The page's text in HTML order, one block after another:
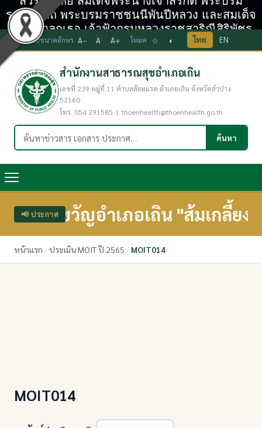
ราชินีนาถ พระบรมราชชนนีพันปีหลวง และสมเด็จ
พระเจ้าลูกเธอ เจ้าฟ้ากรมหลวงราชสาริณีสิริพัชร
มหาวัชรราชธิดา
ปรับขนาดอักษร A− A A+ โหมด ☆ ◐ ไทย EN
สำนักงานสาธารณสุขอำเภอเถิน
เลขที่ 239 หมู่ที่ 11 ตำบลล้อมแรด อำเภอเถิน จังหวัดลำปาง
52160
โทร. 054 291585 | thoenhealth@thoenhealth.go.th
ค้นหาในเว็บไซต์
ค้นหา
📢 ประกาศ
ญอำเภอเถิน "ส้มเกลี้ยงฉ่ำ
หน้าแรก › ประเมิน MOIT ปี 2565 › MOIT014
MOIT014